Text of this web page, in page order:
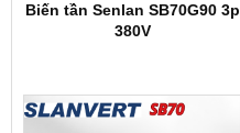
Biến tần Senlan SB70G90 3p
380V